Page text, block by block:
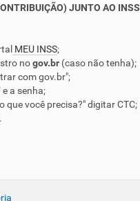
JUNTO AO INSS
MEU INSS;
nogov.br (caso não tenha);
com gov.br";
e a senha;
que você precisa?" digitar CTC;